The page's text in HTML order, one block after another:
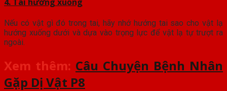
Nếu có vật gì đó trong tai, hãy nhớ hướng tai sao cho vật lạ
hướng xuống dưới và dựa vào trọng lực để vật lạ tự trượt ra
ngoài.
Xem thêm: Câu Chuyện Bệnh Nhân
Gặp Dị Vật P8